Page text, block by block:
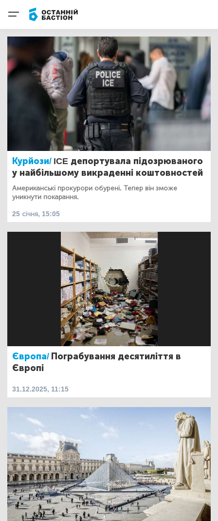
Курйози/ ICE депортувала підозрюваного
у найбільшому викраденні коштовностей
Американські прокурори обурені. Тепер він зможе
уникнути покарання.
25 січня, 15:05
Європа/ Пограбування десятиліття в
Європі
31.12.2025, 11:15